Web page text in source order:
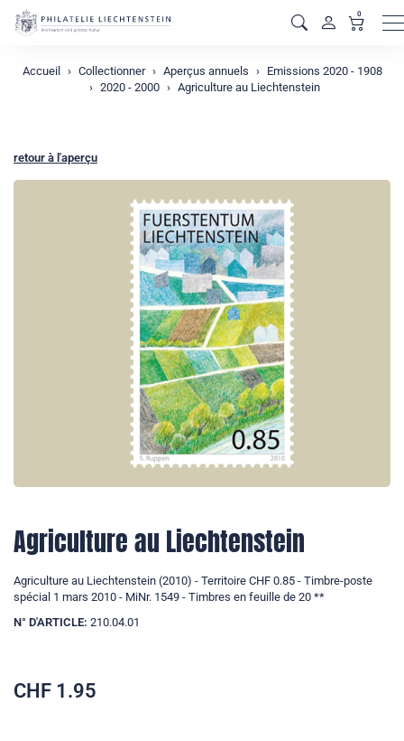
0
Accueil Collectionner Aperçus annuels
Emissions 2020 - 1908
2020 - 2000
Agriculture au Liechtenstein
retour à l'aperçu
Agriculture au Liechtenstein
Agriculture au Liechtenstein (2010) - Territoire CHF 0.85 - Timbre-poste
spécial 1 mars 2010 - MiNr. 1549 - Timbres en feuille de 20 **
N° D'ARTICLE: 210.04.01
CHF 1.95